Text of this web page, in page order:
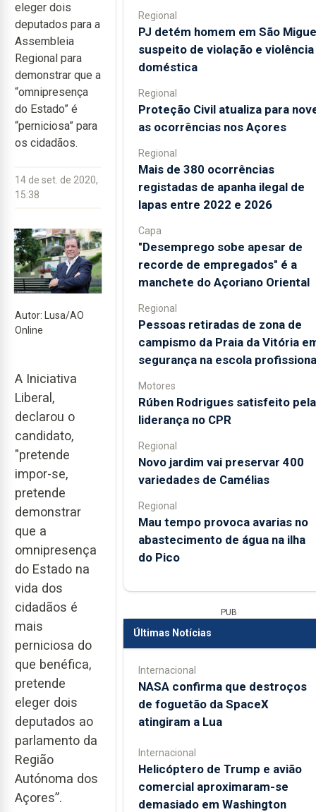
eleger dois
deputados para a
Assembleia
Regional para
demonstrar que a
“omnipresença
do Estado” é
“perniciosa” para
os cidadãos.
14 de set. de 2020,
15:38
Autor: Lusa/AO
Online
A Iniciativa
Liberal,
declarou o
candidato,
"pretende
impor-se,
pretende
demonstrar
que a
omnipresença
do Estado na
vida dos
cidadãos é
mais
perniciosa do
que benéfica,
pretende
eleger dois
deputados ao
parlamento da
Região
Autónoma dos
Açores”.
Regional
PJ detém homem em São
suspeito de violação e violência
doméstica
Regional
Proteção Civil atualiza para
as ocorrências nos Açores
Regional
Mais de 380 ocorrências
registadas de apanha ilegal de
lapas entre 2022 e 2026
Capa
"Desemprego sobe apesar de
recorde de empregados" é a
manchete do Açoriano Oriental
Regional
Pessoas retiradas de zona de
campismo da Praia da Vitória
segurança na escola
Motores
Rúben Rodrigues satisfeito pela
liderança no CPR
Regional
Novo jardim vai preservar 400
variedades de Camélias
Regional
Mau tempo provoca avarias no
abastecimento de água na ilha
do Pico
PUB
Últimas Notícias
Internacional
NASA confirma que destroços
de foguetão da SpaceX
atingiram a Lua
Internacional
Helicóptero de Trump e avião
comercial aproximaram-se
demasiado em Washington